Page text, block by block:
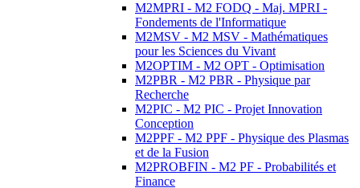
M2MPRI - M2 FODQ - Maj. MPRI -
Fondements de l'Informatique
M2MSV - M2 MSV - Mathématiques
pour les Sciences du Vivant
M2OPTIM - M2 OPT - Optimisation
M2PBR - M2 PBR - Physique par
Recherche
M2PIC - M2 PIC - Projet Innovation
Conception
M2PPF - M2 PPF - Physique des Plasmas
et de la Fusion
M2PROBFIN - M2 PF - Probabilités et
Finance